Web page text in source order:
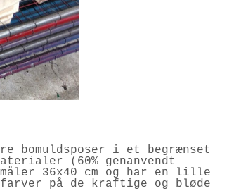
bomuldsposer i et begrænset
(60% genanvendt
måler 36x40 cm og har en lille
farver på de kraftige og bløde